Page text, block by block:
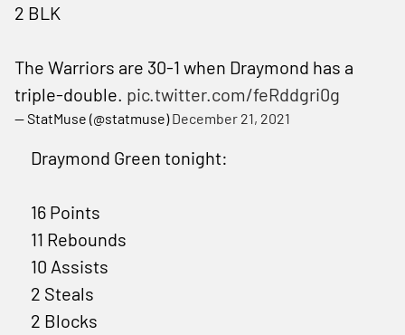
2 BLK
The Warriors are 30-1 when Draymond has a
triple-double. pic.twitter.com/feRddgri0g
— StatMuse (@statmuse)December 21, 2021
Draymond Green tonight:
16 Points
11 Rebounds
10 Assists
2 Steals
2 Blocks